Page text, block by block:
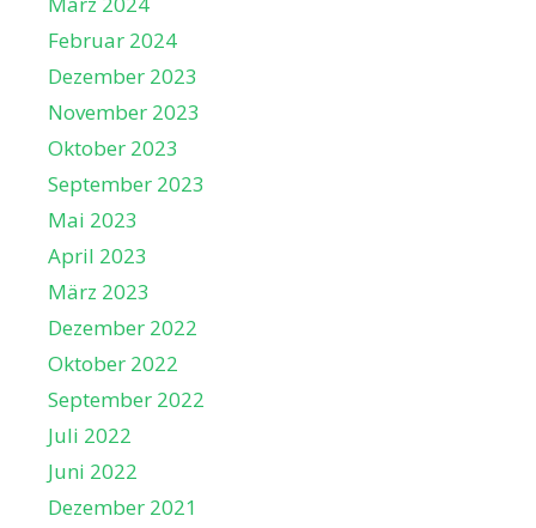
Februar 2024
Dezember 2023
November 2023
Oktober 2023
September 2023
Mai 2023
April 2023
März 2023
Dezember 2022
Oktober 2022
September 2022
Juli 2022
Juni 2022
Dezember 2021